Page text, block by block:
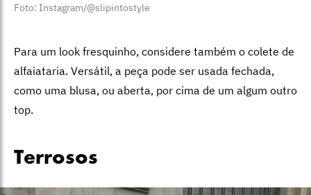
Foto: Instagram/@slipintostyle
Para um look fresquinho, considere também o colete de
alfaiataria. Versátil, a peça pode ser usada fechada,
como uma blusa, ou aberta, por cima de um algum outro
top.
Terrosos